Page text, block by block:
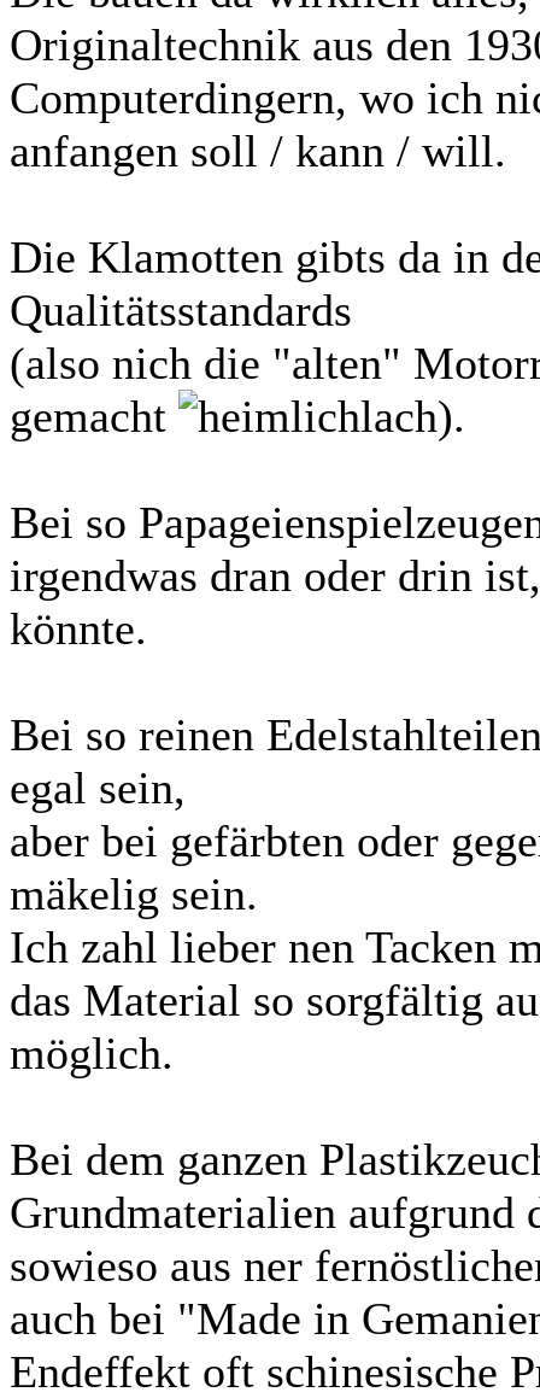
Originaltechnik aus den
Computerdingern, wo ich
anfangen soll / kann / will.
Die Klamotten gibts da in
Qualitätsstandards
(also nich die "alten"
gemacht
).
Bei so
irgendwas dran oder drin
könnte.
Bei so reinen
egal sein,
aber bei gefärbten oder
mäkelig sein.
Ich zahl lieber nen Tacken
das Material so sorgfältig
möglich.
Bei dem ganzen
Grundmaterialien aufgrund
sowieso aus ner
auch bei "Made in
Endeffekt oft schinesische